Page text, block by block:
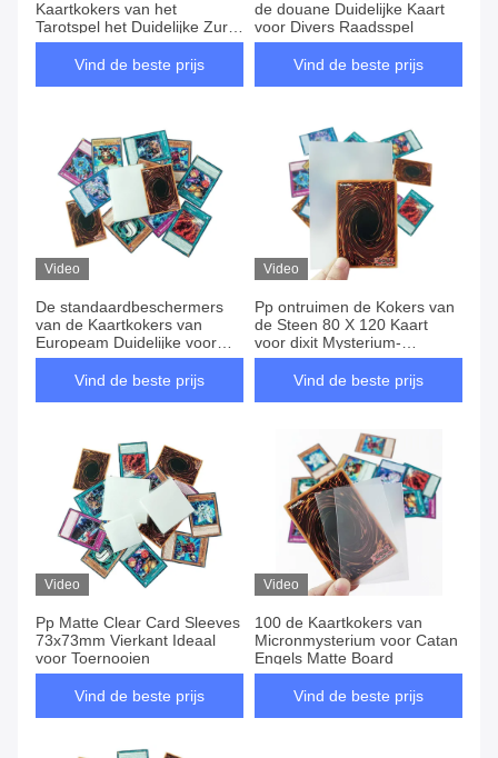
Kaartkokers van het
Tarotspel het Duidelijke Zure
Vrije pp Materiaal van pvc
Vind de beste prijs
de douane Duidelijke Kaart
voor Divers Raadsspel
Vind de beste prijs
Video
De standaardbeschermers
van de Kaartkokers van
Europeam Duidelijke voor
Divers Raadsspel
Vind de beste prijs
Video
Pp ontruimen de Kokers van
de Steen 80 X 120 Kaart
voor dixit Mysterium-
Spelkaart
Vind de beste prijs
Video
Pp Matte Clear Card Sleeves
73x73mm Vierkant Ideaal
voor Toernooien
Vind de beste prijs
Video
100 de Kaartkokers van
Micronmysterium voor Catan
Engels Matte Board
Vind de beste prijs